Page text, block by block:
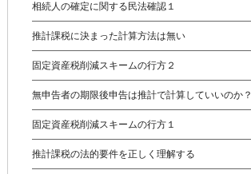
相続人の確定に関する民法確認１
推計課税に決まった計算方法は無い
固定資産税削減スキームの行方２
無申告者の期限後申告は推計で計算していいのか？
固定資産税削減スキームの行方１
推計課税の法的要件を正しく理解する